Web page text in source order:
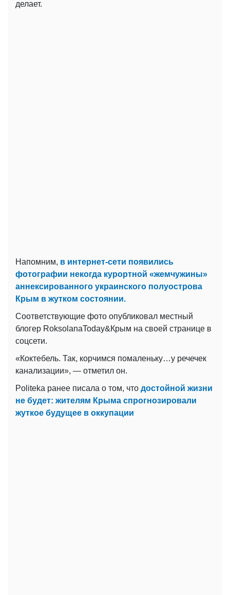
делает.
Напомним, в интернет-сети появились
фотографии некогда курортной «жемчужины»
аннексированного украинского полуострова
Крым в жутком состоянии.
Соответствующие фото опубликовал местный
блогер RoksolanaToday&Крым на своей странице в
соцсети.
«Коктебель. Так, корчимся помаленьку…у речечек
канализации», — отметил он.
Politeka ранее писала о том, что достойной жизни
не будет: жителям Крыма спрогнозировали
жуткое будущее в оккупации